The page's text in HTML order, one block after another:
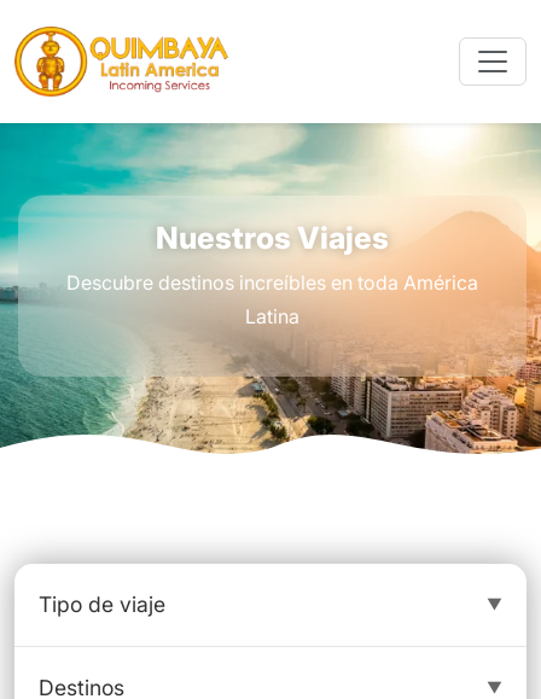
Nuestros Viajes
Descubre destinos increíbles en toda América
Latina